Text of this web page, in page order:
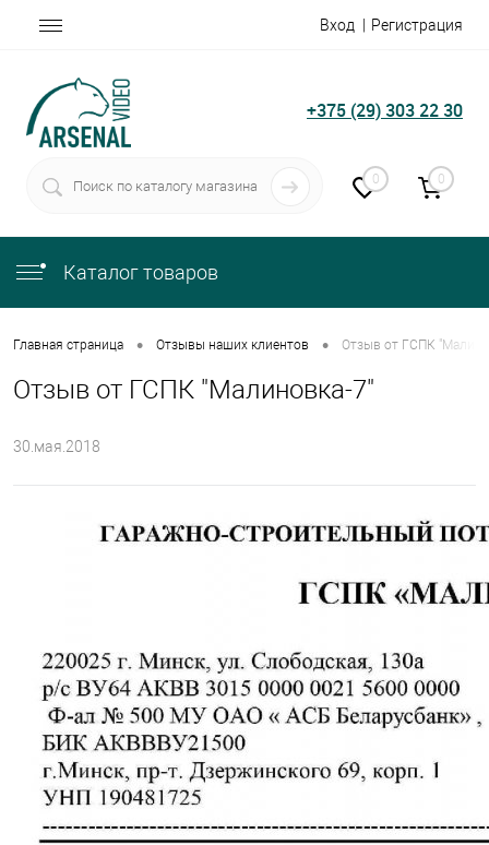
Вход Регистрация
+375 (29) 303 22 30
0 0
Каталог товаров
Главная страница • Отзывы наших клиентов • Отзыв от ГСПК
Отзыв от ГСПК "Малиновка-7"
30.мая.2018